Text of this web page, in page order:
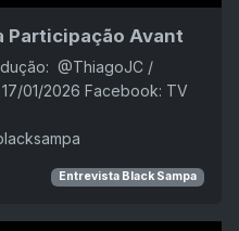
Participação Avant
@ThiagoJC /
01/2026 Facebook: TV
Entrevista Black Sampa